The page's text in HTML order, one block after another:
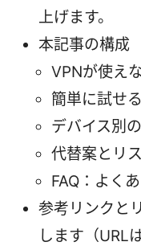
上げます。
本記事の構成
VPNが使え
簡単に試せ
デバイス別
代替案とリ
FAQ：よく
参考リンクと
します（URL